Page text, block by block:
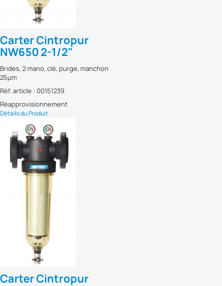
Carter Cintropur
NW650 2-1/2"
Brides, 2 mano, clé, purge, manchon
25µm
Réf. article : 00151239
Réapprovisionnement
Détails du Produit
Carter Cintropur